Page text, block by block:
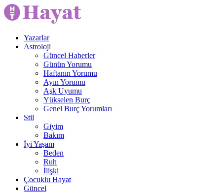
Yazarlar
Astroloji
Güncel Haberler
Günün Yorumu
Haftanın Yorumu
Ayın Yorumu
Aşk Uyumu
Yükselen Burç
Genel Burç Yorumları
Stil
Giyim
Bakım
İyi Yaşam
Beden
Ruh
İlişki
Çocuklu Hayat
Güncel